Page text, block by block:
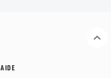
AIDE